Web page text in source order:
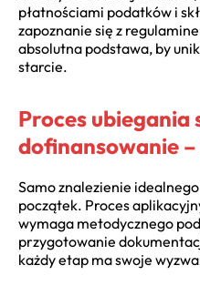
płatnościami podatków i
zapoznanie się z
absolutna podstawa, by
starcie.
Proces ubiegania
dofinansowanie
Samo znalezienie
początek. Proces
wymaga metodycznego
przygotowanie
każdy etap ma swoje